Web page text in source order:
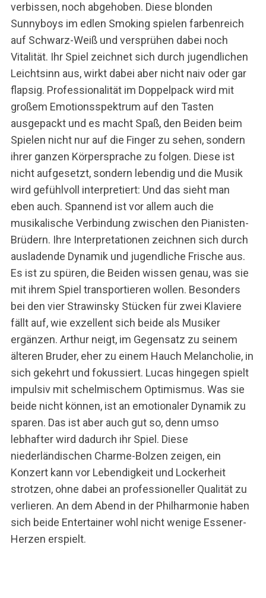
verbissen, noch abgehoben. Diese blonden
Sunnyboys im edlen Smoking spielen farbenreich
auf Schwarz-Weiß und versprühen dabei noch
Vitalität. Ihr Spiel zeichnet sich durch jugendlichen
Leichtsinn aus, wirkt dabei aber nicht naiv oder gar
flapsig. Professionalität im Doppelpack wird mit
großem Emotionsspektrum auf den Tasten
ausgepackt und es macht Spaß, den Beiden beim
Spielen nicht nur auf die Finger zu sehen, sondern
ihrer ganzen Körpersprache zu folgen. Diese ist
nicht aufgesetzt, sondern lebendig und die Musik
wird gefühlvoll interpretiert: Und das sieht man
eben auch. Spannend ist vor allem auch die
musikalische Verbindung zwischen den Pianisten-
Brüdern. Ihre Interpretationen zeichnen sich durch
ausladende Dynamik und jugendliche Frische aus.
Es ist zu spüren, die Beiden wissen genau, was sie
mit ihrem Spiel transportieren wollen. Besonders
bei den vier Strawinsky Stücken für zwei Klaviere
fällt auf, wie exzellent sich beide als Musiker
ergänzen. Arthur neigt, im Gegensatz zu seinem
älteren Bruder, eher zu einem Hauch Melancholie, in
sich gekehrt und fokussiert. Lucas hingegen spielt
impulsiv mit schelmischem Optimismus. Was sie
beide nicht können, ist an emotionaler Dynamik zu
sparen. Das ist aber auch gut so, denn umso
lebhafter wird dadurch ihr Spiel. Diese
niederländischen Charme-Bolzen zeigen, ein
Konzert kann vor Lebendigkeit und Lockerheit
strotzen, ohne dabei an professioneller Qualität zu
verlieren. An dem Abend in der Philharmonie haben
sich beide Entertainer wohl nicht wenige Essener-
Herzen erspielt.